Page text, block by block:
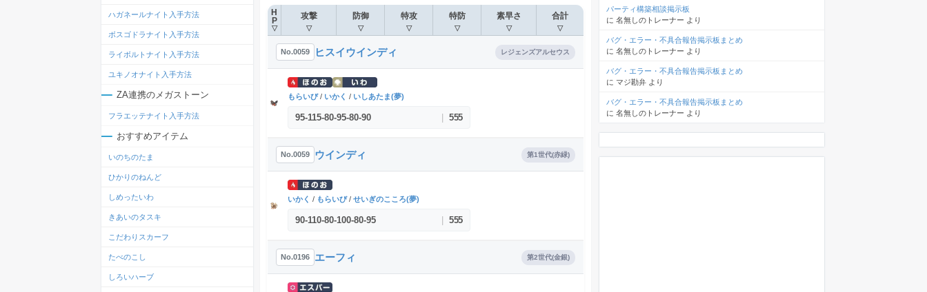
H
P
▽
攻撃
▽
防御
▽
特攻
▽
特防
▽
素早さ
▽
合計
▽
No.0059 ヒスイウインディ レジェンズアルセウス
もらいび/ いかく / いしあたま(夢)
95-115-80-95-80-90 555
No.0059 ウインディ 第1世代(赤緑)
いかく / もらいび/ せいぎのこころ(夢)
90-110-80-100-80-95 555
No.0196 エーフィ 第2世代(金銀)
ハガネールナイト入手方法
ボスゴドラナイト入手方法
ライボルトナイト入手方法
ユキノオナイト入手方法
ZA連携のメガストーン
フラエッテナイト入手方法
おすすめアイテム
いのちのたま
ひかりのねんど
しめったいわ
きあいのタスキ
こだわりスカーフ
たべのこし
しろいハーブ
パーティ構築相談掲示板
に 名無しのトレーナー より
バグ・エラー・不具合報告掲示板まとめ
に 名無しのトレーナー より
バグ・エラー・不具合報告掲示板まとめ
に マジ勘弁 より
バグ・エラー・不具合報告掲示板まとめ
に 名無しのトレーナー より